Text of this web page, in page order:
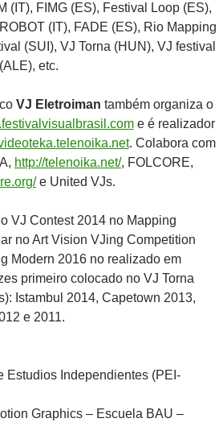
Rio Mapping
(SUI), VJ Torna (HUN), VJ festival
(ALE), etc.
VJ Eletroiman também organiza o
e é realizador
. Colabora com
http://telenoika.net/, FOLCORE,
e United VJs.
VJ Contest 2014 no Mapping
no Art Vision VJing Competition
Modern 2016 no realizado em
primeiro colocado no VJ Torna
Istambul 2014, Capetown 2013,
e 2011.
Estudios Independientes (PEI-
Graphics – Escuela BAU –